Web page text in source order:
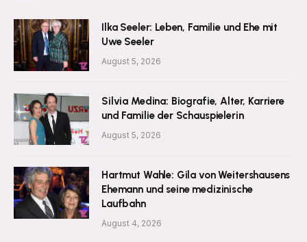
Ilka Seeler: Leben, Familie und Ehe mit
Uwe Seeler
August 5, 2026
Silvia Medina: Biografie, Alter, Karriere
und Familie der Schauspielerin
August 5, 2026
Hartmut Wahle: Gila von Weitershausens
Ehemann und seine medizinische
Laufbahn
August 4, 2026